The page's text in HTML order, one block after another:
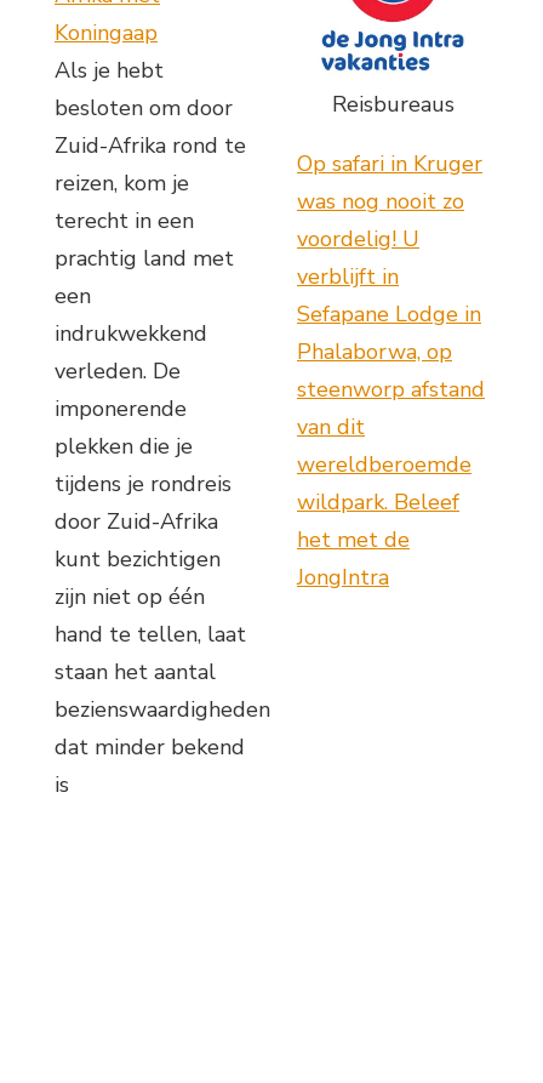
Koningaap
Als je hebt
besloten om door
Zuid-Afrika rond te
reizen, kom je
terecht in een
prachtig land met
een
indrukwekkend
verleden. De
imponerende
plekken die je
tijdens je rondreis
door Zuid-Afrika
kunt bezichtigen
zijn niet op één
hand te tellen, laat
staan het aantal
bezienswaardigheden
dat minder bekend
is
Reisbureaus
Op safari in Kruger
was nog nooit zo
voordelig! U
verblijft in
Sefapane Lodge in
Phalaborwa, op
steenworp afstand
van dit
wereldberoemde
wildpark. Beleef
het met de
JongIntra